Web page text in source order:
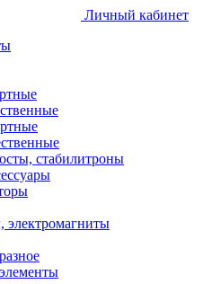
Личный кабинет
стабилитроны